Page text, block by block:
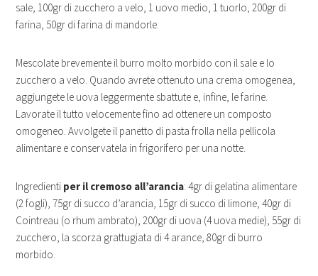
sale, 100gr di zucchero a velo, 1 uovo medio, 1 tuorlo, 200gr di
farina, 50gr di farina di mandorle.
Mescolate brevemente il burro molto morbido con il sale e lo
zucchero a velo. Quando avrete ottenuto una crema omogenea,
aggiungete le uova leggermente sbattute e, infine, le farine.
Lavorate il tutto velocemente fino ad ottenere un composto
omogeneo. Avvolgete il panetto di pasta frolla nella pellicola
alimentare e conservatela in frigorifero per una notte.
Ingredienti per il cremoso all’arancia: 4gr di gelatina alimentare
(2 fogli), 75gr di succo d’arancia, 15gr di succo di limone, 40gr di
Cointreau (o rhum ambrato), 200gr di uova (4 uova medie), 55gr di
zucchero, la scorza grattugiata di 4 arance, 80gr di burro
morbido.